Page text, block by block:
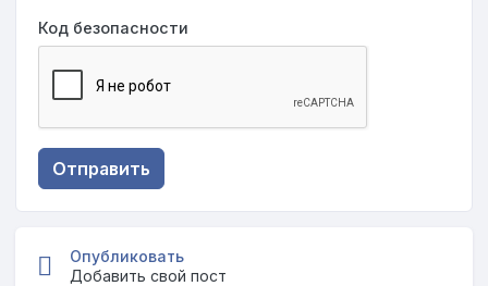
Код безопасности
Опубликовать
Добавить свой пост